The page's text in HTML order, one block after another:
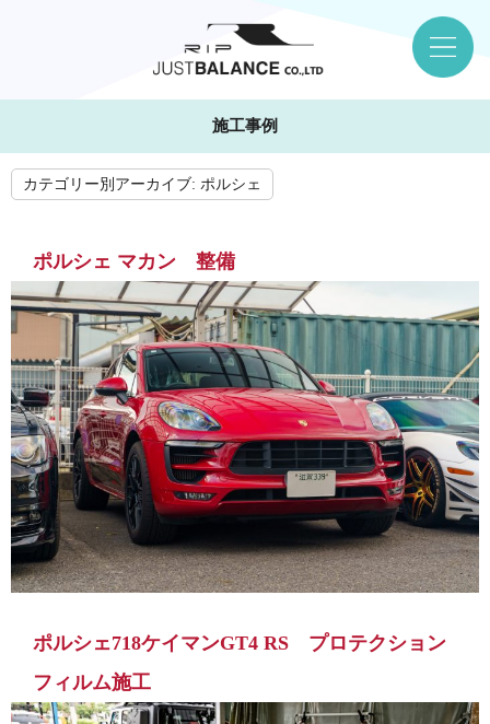
施工事例
カテゴリー別アーカイブ: ポルシェ
ポルシェ マカン 整備
ポルシェ718ケイマンGT4 RS プロテクション
フィルム施工